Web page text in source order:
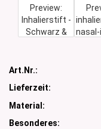
Art.Nr.:
Lieferzeit:
Material:
Besonderes: